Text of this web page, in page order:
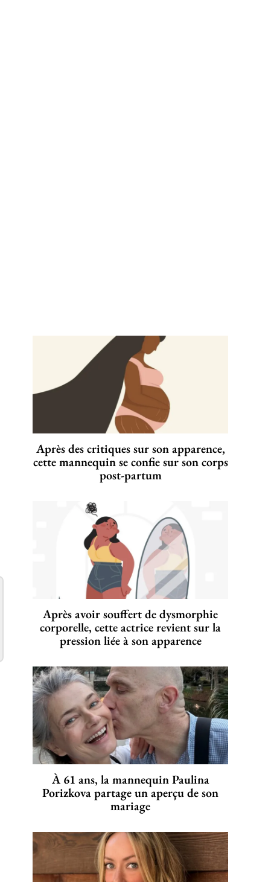
Après des critiques sur son apparence,
cette mannequin se confie sur son corps
post-partum
Après avoir souffert de dysmorphie
corporelle, cette actrice revient sur la
pression liée à son apparence
À 61 ans, la mannequin Paulina
Porizkova partage un aperçu de son
mariage